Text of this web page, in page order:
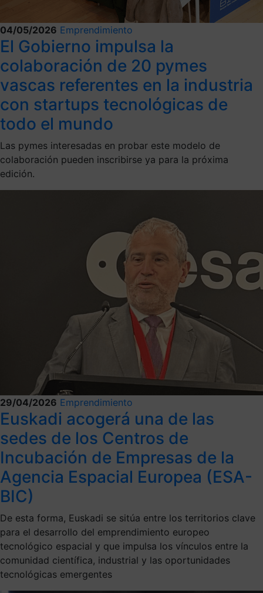
04/05/2026 Emprendimiento
El Gobierno impulsa la
colaboración de 20 pymes
vascas referentes en la industria
con startups tecnológicas de
todo el mundo
Las pymes interesadas en probar este modelo de
colaboración pueden inscribirse ya para la próxima
edición.
29/04/2026 Emprendimiento
Euskadi acogerá una de las
sedes de los Centros de
Incubación de Empresas de la
Agencia Espacial Europea (ESA-
BIC)
De esta forma, Euskadi se sitúa entre los territorios clave
para el desarrollo del emprendimiento europeo
tecnológico espacial y que impulsa los vínculos entre la
comunidad científica, industrial y las oportunidades
tecnológicas emergentes